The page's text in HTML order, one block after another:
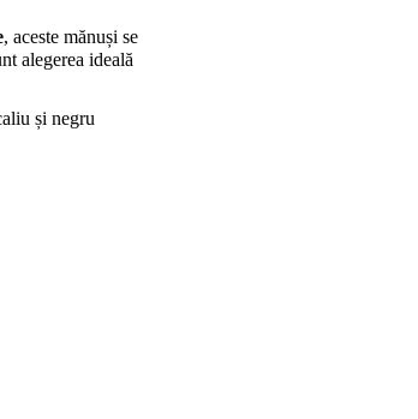
, aceste mănuși se
alegerea ideală
și negru